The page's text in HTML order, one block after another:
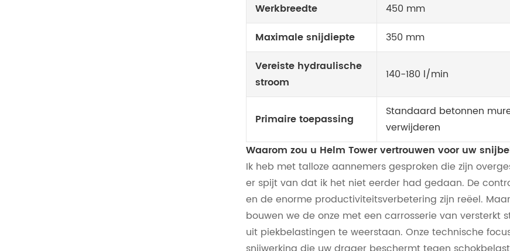
Werkbreedte 450 mm
Maximale snijdiepte
350 mm
Vereiste hydraulische
stroom
140-180 l/min
Primaire toepassing
Standaard betonnen
verwijderen
Waarom zou u Helm Tower vertrouwen voor uw
Ik heb met talloze aannemers gesproken die zijn
er spijt van dat ik het niet eerder had gedaan. De
en de enorme productiviteitsverbetering zijn reëel.
bouwen we de onze met een carrosserie van
uit piekbelastingen te weerstaan. Onze technische